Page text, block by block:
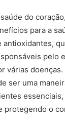
do
para a
antioxidantes,
pelo
várias
ser uma
protegendo o